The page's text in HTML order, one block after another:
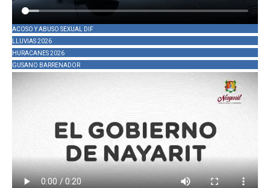
ACOSO Y ABUSO SEXUAL DIF
LLUVIAS 2026
HURACANES 2026
GUSANO BARRENADOR